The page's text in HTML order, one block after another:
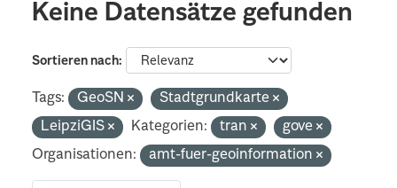
Keine Datensätze gefunden
Sortieren nach
Tags: GeoSN
Stadtgrundkarte
LeipziGIS
Kategorien: tran
gove
Organisationen:
amt-fuer-geoinformation